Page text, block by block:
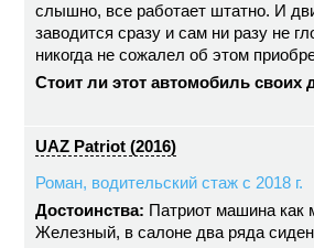
слышно, все работает штатно. И
заводится сразу и сам ни разу не
никогда не сожалел об этом
Стоит ли этот автомобиль своих
UAZ Patriot (2016)
Роман, водительский стаж с 2018 г.
Достоинства: Патриот машина как
Железный, в салоне два ряда